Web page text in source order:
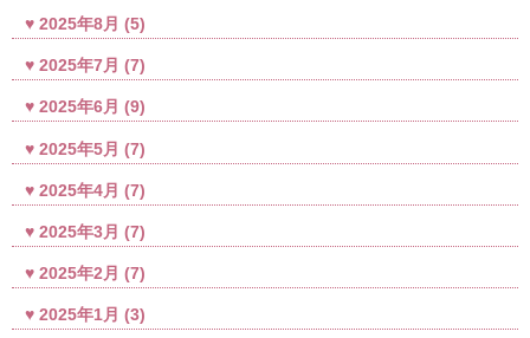
2025年8月 (5)
2025年7月 (7)
2025年6月 (9)
2025年5月 (7)
2025年4月 (7)
2025年3月 (7)
2025年2月 (7)
2025年1月 (3)